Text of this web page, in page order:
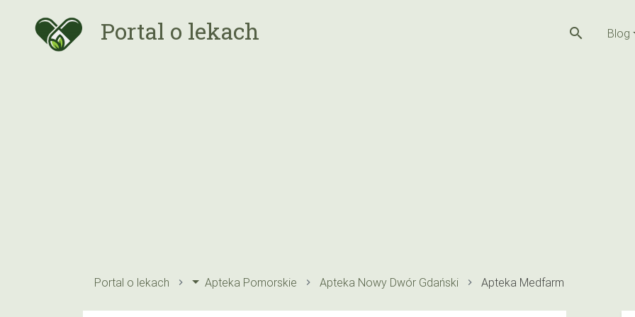
Portal o lekach search Blog
Portal o lekach Apteka Pomorskie Apteka Nowy Dwór Gdański Apteka Medfarm